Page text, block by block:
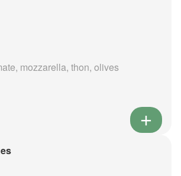
mozzarella, thon, olives